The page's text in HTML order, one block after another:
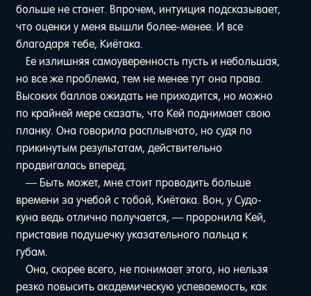
больше не станет. Впрочем, интуиция подсказывает,
что оценки у меня вышли более-менее. И все
благодаря тебе, Киётака.
Ее излишняя самоуверенность пусть и небольшая,
но все же проблема, тем не менее тут она права.
Высоких баллов ожидать не приходится, но можно
по крайней мере сказать, что Кей поднимает свою
планку. Она говорила расплывчато, но судя по
прикинутым результатам, действительно
продвигалась вперед.
— Быть может, мне стоит проводить больше
времени за учебой с тобой, Киётака. Вон, у Судо-
куна ведь отлично получается, — проронила Кей,
приставив подушечку указательного пальца к
губам.
Она, скорее всего, не понимает этого, но нельзя
резко повысить академическую успеваемость, как